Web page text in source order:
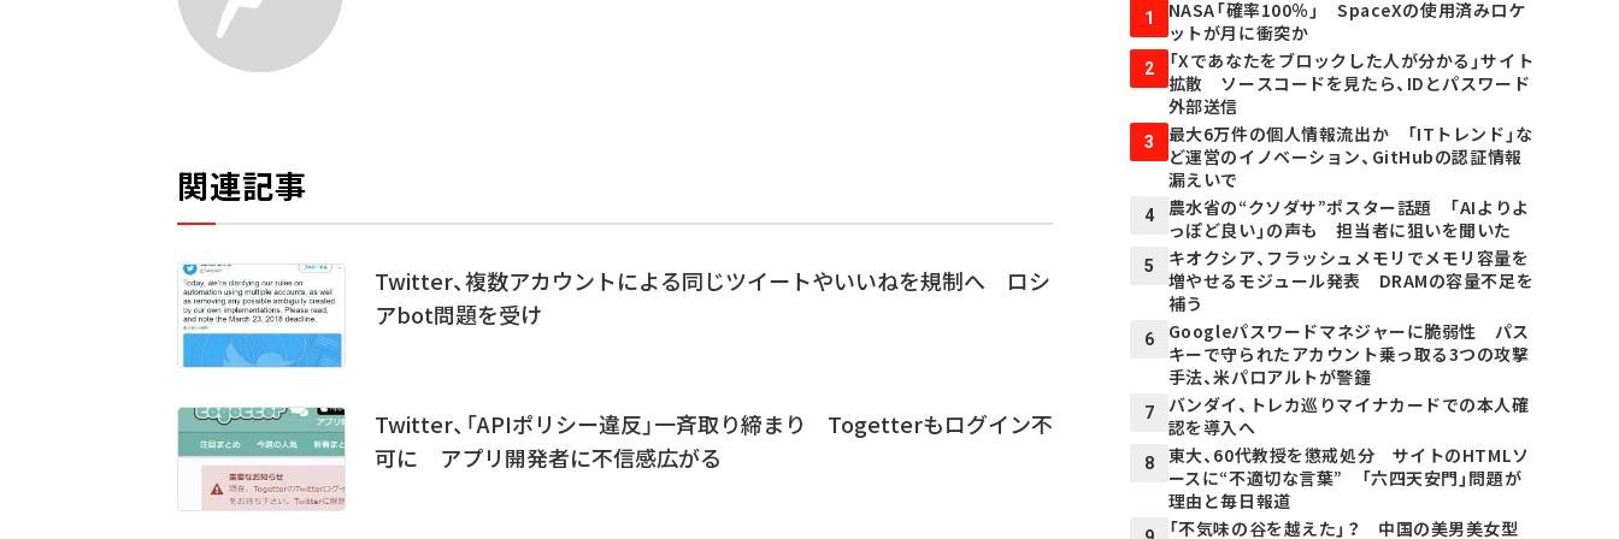
関連記事
Twitter、複数アカウントによる同じツイートやいいねを規制へ ロシ
アbot問題を受け
Twitter、「APIポリシー違反」一斉取り締まり Togetterもログイン不
可に アプリ開発者に不信感広がる
1
NASA「確率100％」 SpaceXの使用済みロケ
ットが月に衝突か
2
「Xであなたをブロックした人が分かる」サイト
拡散 ソースコードを見たら、IDとパスワード
外部送信
3
最大6万件の個人情報流出か 「ITトレンド」な
ど運営のイノベーション、GitHubの認証情報
漏えいで
4
農水省の“クソダサ”ポスター話題 「AIよりよ
っぽど良い」の声も 担当者に狙いを聞いた
5
キオクシア、フラッシュメモリでメモリ容量を
増やせるモジュール発表 DRAMの容量不足を
補う
6
Googleパスワードマネジャーに脆弱性 パス
キーで守られたアカウント乗っ取る3つの攻撃
手法、米パロアルトが警鐘
7
バンダイ、トレカ巡りマイナカードでの本人確
認を導入へ
8
東大、60代教授を懲戒処分 サイトのHTMLソ
ースに“不適切な言葉” 「六四天安門」問題が
理由と毎日報道
「不気味の谷を越えた」？ 中国の美男美女型